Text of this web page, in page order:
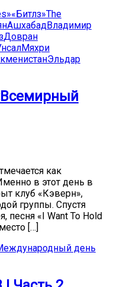
«Битлз»The
АшхабадВладимир
Довран
Мяхри
Эльдар
как
в этот день в
клуб «Кэверн»,
группы. Спустя
песня «I Want To Hold
[…]
день